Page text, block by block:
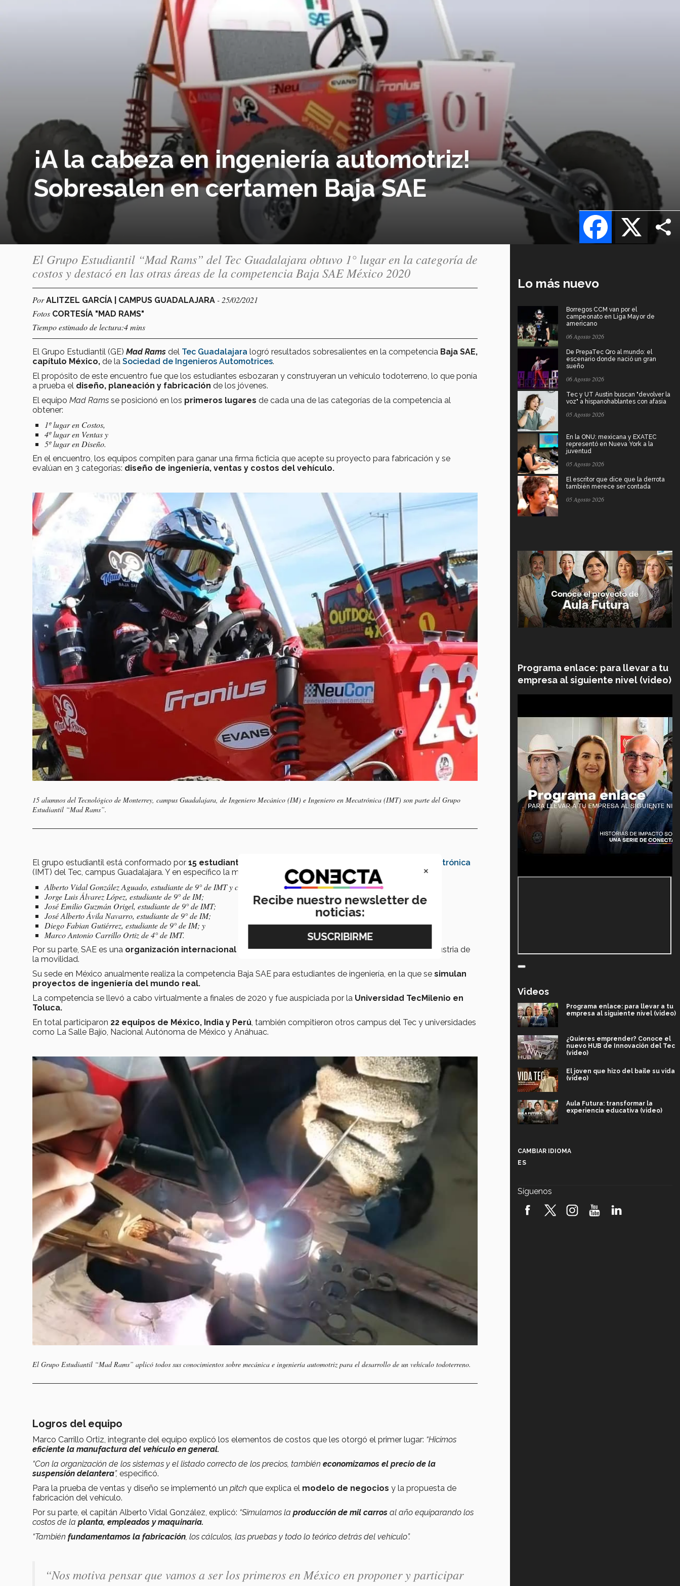
¡A la cabeza en ingeniería automotriz!
Sobresalen en certamen Baja SAE
X
Facebook
El Grupo Estudiantil “Mad Rams” del Tec Guadalajara obtuvo 1° lugar en la categoría de
costos y destacó en las otras áreas de la competencia Baja SAE México 2020
PorALITZEL GARCÍA | CAMPUS GUADALAJARA - 25/02/2021
Fotos CORTESÍA "MAD RAMS"
Tiempo estimado de lectura:4 mins
El Grupo Estudiantil (GE) Mad Rams del Tec Guadalajara logró resultados sobresalientes en la competencia Baja SAE,
capítulo México, de la Sociedad de Ingenieros Automotrices.
El propósito de este encuentro fue que los estudiantes esbozaran y construyeran un vehículo todoterreno, lo que ponía
a prueba el diseño, planeación y fabricación de los jóvenes.
El equipo Mad Rams se posicionó en los primeros lugares de cada una de las categorías de la competencia al
obtener:
1º lugar en Costos,
4º lugar en Ventas y
5º lugar en Diseño.
En el encuentro, los equipos compiten para ganar una firma ficticia que acepte su proyecto para fabricación y se
evalúan en 3 categorías: diseño de ingeniería, ventas y costos del vehículo.
15 alumnos del Tecnológico de Monterrey, campus Guadalajara, de Ingeniero Mecánico (IM) e Ingeniero en Mecatrónica (IMT) son parte del Grupo
Estudiantil “Mad Rams”.
El grupo estudiantil está conformado por 15 estudiantes
Mecatrónica
(IMT) del Tec, campus Guadalajara. Y en específico la mesa está integrada por:
Alberto Vidal González Aguado, estudiante de 9° de IMT y capitán de Mad Rams;
Jorge Luis Álvarez López, estudiante de 9° de IM;
José Emilio Guzmán Origel, estudiante de 9° de IMT;
José Alberto Ávila Navarro, estudiante de 9° de IM;
Diego Fabian Gutiérrez, estudiante de 9° de IM; y
Marco Antonio Carrillo Ortiz de 4° de IMT.
Por su parte, SAE es una organización internacional líder en aprendizajey desarrollo técnico para la industria de
la movilidad.
Su sede en México anualmente realiza la competencia Baja SAE para estudiantes de ingeniería, en la que se simulan
proyectos de ingeniería del mundo real.
La competencia se llevó a cabo virtualmente a finales de 2020 y fue auspiciada por la Universidad TecMilenio en
Toluca.
En total participaron 22 equipos de México, India y Perú, también compitieron otros campus del Tec y universidades
como La Salle Bajío, Nacional Autónoma de México y Anáhuac.
El Grupo Estudiantil “Mad Rams” aplicó todos sus conocimientos sobre mecánica e ingeniería automotriz para el desarrollo de un vehículo todoterreno.
Logros del equipo
Marco Carrillo Ortiz, integrante del equipo explicó los elementos de costos que les otorgó el primer lugar: “Hicimos
eficiente la manufactura del vehículo en general.
“Con la organización de los sistemas y el listado correcto de los precios, también economizamos el precio de la
suspensión delantera”, especificó.
Para la prueba de ventas y diseño se implementó un pitch que explica el modelo de negocios y la propuesta de
fabricación del vehículo.
Por su parte, el capitán Alberto Vidal González, explicó: “Simulamos la producción de mil carros al año equiparando los
costos de la planta, empleados y maquinaria.
“También fundamentamos la fabricación , los cálculos, las pruebas y todo lo teórico detrás del vehículo”.
“Nos motiva pensar que vamos a ser los primeros en México en proponer y participar
Lo más nuevo
Borregos CCM van por el
campeonato en Liga Mayor de
americano
06 Agosto 2026
De PrepaTec Qro al mundo: el
escenario donde nació un gran
sueño
06 Agosto 2026
Tec y UT Austin buscan "devolver la
voz" a hispanohablantes con afasia
05 Agosto 2026
En la ONU: mexicana y EXATEC
representó en Nueva York a la
juventud
05 Agosto 2026
El escritor que dice que la derrota
también merece ser contada
05 Agosto 2026
Programa enlace: para llevar a tu
empresa al siguiente nivel (video)
Videos
Programa enlace: para llevar a tu
empresa al siguiente nivel (video)
¿Quieres emprender? Conoce el
nuevo HUB de Innovación del Tec
(video)
El joven que hizo del baile su vida
(video)
Aula Futura: transformar la
experiencia educativa (video)
robótica FIRST 2026! (video)
CAMBIAR IDIOMA
ES
Síguenos
×
Recibe nuestro newsletter de
noticias: